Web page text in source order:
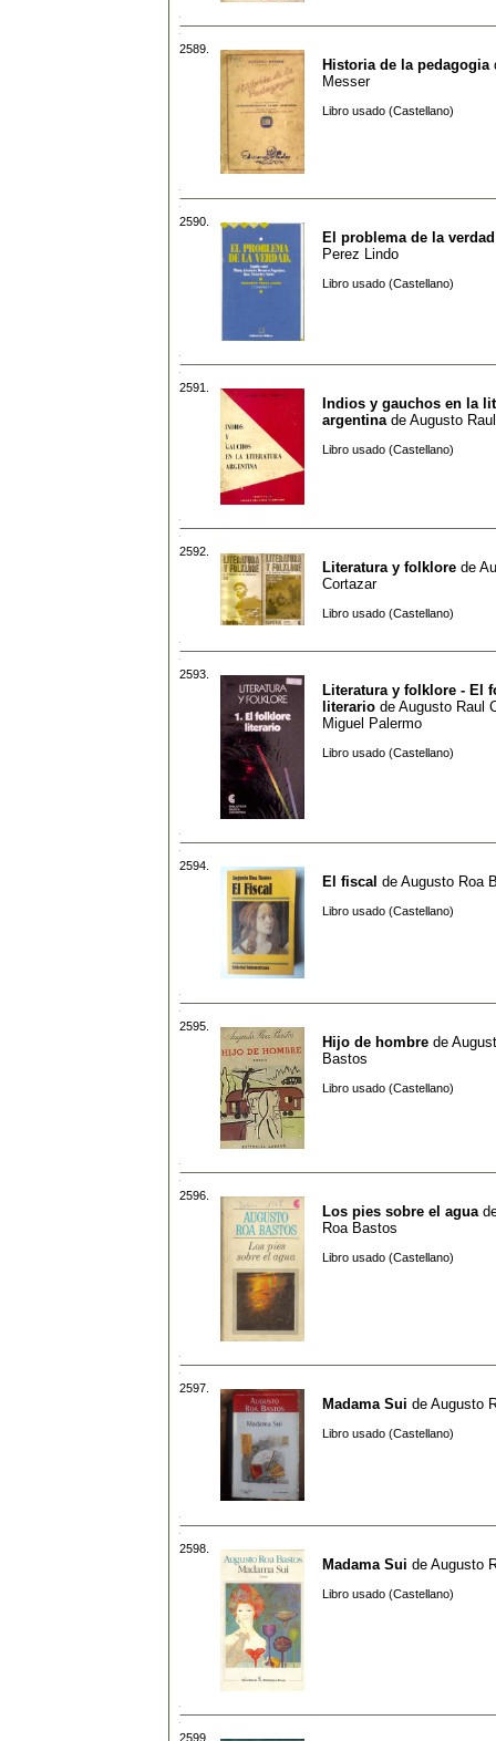
2589.
Historia de la pedagogia
Messer
Libro usado (Castellano)
2590.
El problema de la verdad
Perez Lindo
Libro usado (Castellano)
2591.
Indios y gauchos en la
argentina de Augusto
Libro usado (Castellano)
2592.
Literatura y folklore de
Cortazar
Libro usado (Castellano)
2593.
Literatura y folklore - El
literario de Augusto Raul
Miguel Palermo
Libro usado (Castellano)
2594.
El fiscal de Augusto Roa
Libro usado (Castellano)
2595.
Hijo de hombre de
Bastos
Libro usado (Castellano)
2596.
Los pies sobre el agua
Roa Bastos
Libro usado (Castellano)
2597.
Madama Sui de Augusto
Libro usado (Castellano)
2598.
Madama Sui de Augusto
Libro usado (Castellano)
2599.